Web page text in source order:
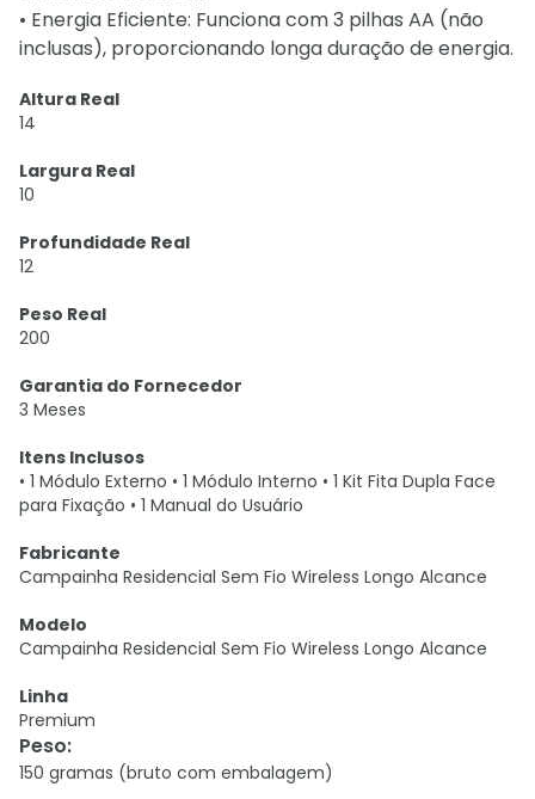
• Energia Eficiente: Funciona com 3 pilhas AA (não
inclusas), proporcionando longa duração de energia.
Altura Real
14
Largura Real
10
Profundidade Real
12
Peso Real
200
Garantia do Fornecedor
3 Meses
Itens Inclusos
• 1 Módulo Externo • 1 Módulo Interno • 1 Kit Fita Dupla Face
para Fixação • 1 Manual do Usuário
Fabricante
Campainha Residencial Sem Fio Wireless Longo Alcance
Modelo
Campainha Residencial Sem Fio Wireless Longo Alcance
Linha
Premium
Peso:
150 gramas (bruto com embalagem)